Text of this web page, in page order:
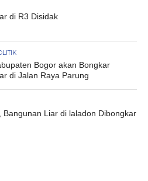
di R3 Disidak
Bogor akan Bongkar
di Jalan Raya Parung
Bangunan Liar di laladon Dibongkar